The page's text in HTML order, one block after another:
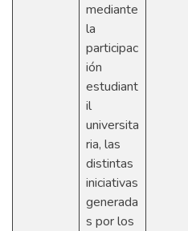
mediante
la
participac
ión
estudiant
il
universita
ria, las
distintas
iniciativas
generada
s por los